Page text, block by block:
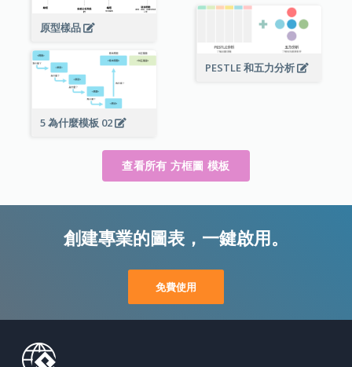
原型樣品
PESTLE 和五力分析
5 為什麼模板 02
查看所有 方框圖 模板
創建專業的圖表，一鍵啟用。
免費使用